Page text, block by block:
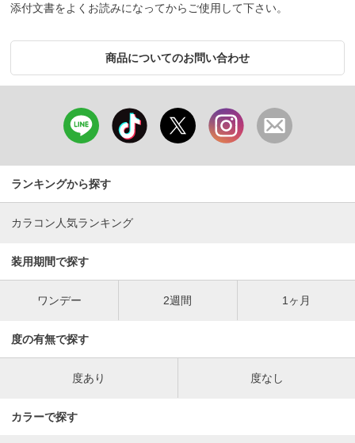
添付文書をよくお読みになってからご使用して下さい。
商品についてのお問い合わせ
ランキングから探す
カラコン人気ランキング
装用期間で探す
ワンデー 2週間 1ヶ月
度の有無で探す
度あり 度なし
カラーで探す